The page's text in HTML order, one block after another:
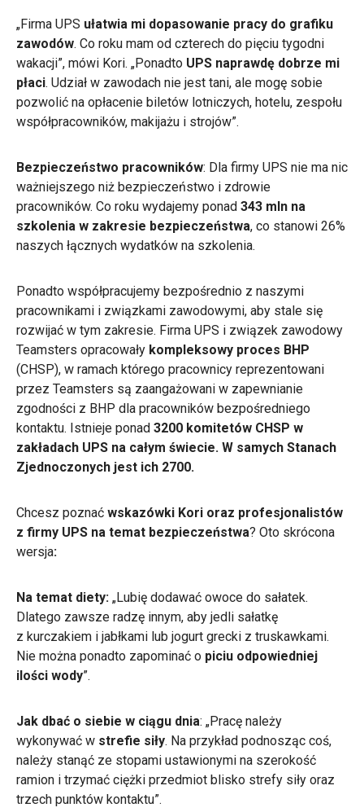
„Firma UPS ułatwia mi dopasowanie pracy do grafiku
zawodów. Co roku mam od czterech do pięciu tygodni
wakacji”, mówi Kori. „Ponadto UPS naprawdę dobrze mi
płaci. Udział w zawodach nie jest tani, ale mogę sobie
pozwolić na opłacenie biletów lotniczych, hotelu, zespołu
współpracowników, makijażu i strojów”.
Bezpieczeństwo pracowników: Dla firmy UPS nie ma nic
ważniejszego niż bezpieczeństwo i zdrowie
pracowników. Co roku wydajemy ponad 343 mln na
szkolenia w zakresie bezpieczeństwa, co stanowi 26%
naszych łącznych wydatków na szkolenia.
Ponadto współpracujemy bezpośrednio z naszymi
pracownikami i związkami zawodowymi, aby stale się
rozwijać w tym zakresie. Firma UPS i związek zawodowy
Teamsters opracowały kompleksowy proces BHP
(CHSP), w ramach którego pracownicy reprezentowani
przez Teamsters są zaangażowani w zapewnianie
zgodności z BHP dla pracowników bezpośredniego
kontaktu. Istnieje ponad 3200 komitetów CHSP w
zakładach UPS na całym świecie. W samych Stanach
Zjednoczonych jest ich 2700.
Chcesz poznać wskazówki Kori oraz profesjonalistów
z firmy UPS na temat bezpieczeństwa? Oto skrócona
wersja:
Na temat diety: „Lubię dodawać owoce do sałatek.
Dlatego zawsze radzę innym, aby jedli sałatkę
z kurczakiem i jabłkami lub jogurt grecki z truskawkami.
Nie można ponadto zapominać o piciu odpowiedniej
ilości wody”.
Jak dbać o siebie w ciągu dnia: „Pracę należy
wykonywać w strefie siły. Na przykład podnosząc coś,
należy stanąć ze stopami ustawionymi na szerokość
ramion i trzymać ciężki przedmiot blisko strefy siły oraz
trzech punktów kontaktu”.